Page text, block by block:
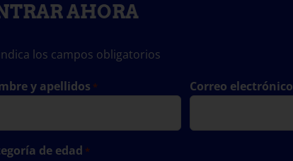
AHORA
los campos obligatorios
y apellidos * Correo electrónico
de edad *